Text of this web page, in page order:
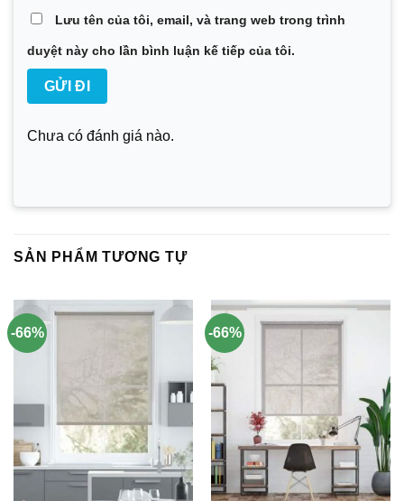
Lưu tên của tôi, email, và trang web trong trình
duyệt này cho lần bình luận kế tiếp của tôi.
Chưa có đánh giá nào.
SẢN PHẨM TƯƠNG TỰ
-66% -66%